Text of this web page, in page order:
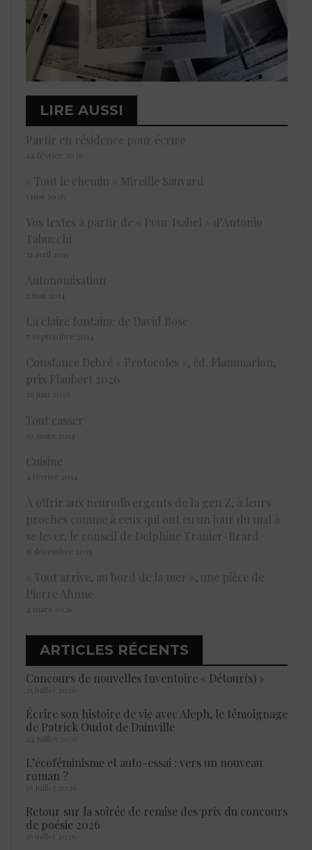
LIRE AUSSI
Partir en résidence pour écrire
24 février 2026
« Tout le chemin » Mireille Sauvard
5 mai 2026
Vos textes à partir de « Pour Isabel » d’Antonio
Tabucchi
21 avril 2015
Autonomisation
2 mai 2014
La claire fontaine de David Bosc
7 septembre 2014
Constance Debré « Protocoles », éd. Flammarion,
prix Flaubert 2026
26 juin 2026
Tout casser
10 mars 2014
Cuisine
4 février 2014
À offrir aux neurodivergents de la gen Z, à leurs
proches comme à ceux qui ont eu un jour du mal à
se lever, le conseil de Delphine Tranier-Brard
15 décembre 2025
« Tout arrive, au bord de la mer », une pièce de
Pierre Ahnne
4 mars 2026
ARTICLES RÉCENTS
Concours de nouvelles Inventoire « Détour(s) »
25 juillet 2026
Écrire son histoire de vie avec Aleph, le témoignage
de Patrick Oudot de Dainville
24 juillet 2026
L’écoféminisme et auto-essai : vers un nouveau
roman ?
18 juillet 2026
Retour sur la soirée de remise des prix du concours
de poésie 2026
16 juillet 2026